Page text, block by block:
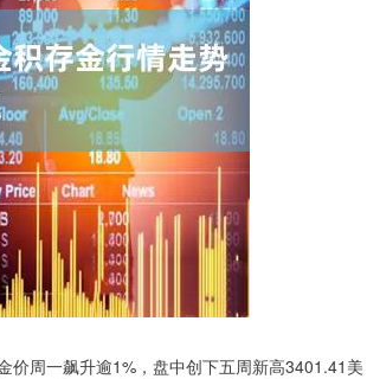
价周一飙升逾1%，盘中创下五周新高3401.41美